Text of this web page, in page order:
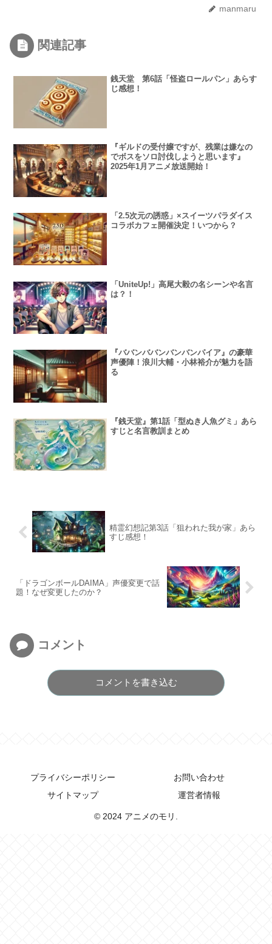
manmaru
関連記事
銭天堂 第6話「怪盗ロールパン」あらす
じ感想！
『ギルドの受付嬢ですが、残業は嫌なの
でボスをソロ討伐しようと思います』
2025年1月アニメ放送開始！
「2.5次元の誘惑」×スイーツパラダイス
コラボカフェ開催決定！いつから？
「UniteUp!」高尾大毅の名シーンや名言
は？！
『ババンババンバンバンパイア』の豪華
声優陣！浪川大輔・小林裕介が魅力を語
る
『銭天堂』第1話「型ぬき人魚グミ」あら
すじと名言教訓まとめ
精霊幻想記第3話「狙われた我が家」あら
すじ感想！
「ドラゴンボールDAIMA」声優変更で話
題！なぜ変更したのか？
コメント
コメントを書き込む
プライバシーポリシー
お問い合わせ
サイトマップ
運営者情報
© 2024 アニメのモリ.